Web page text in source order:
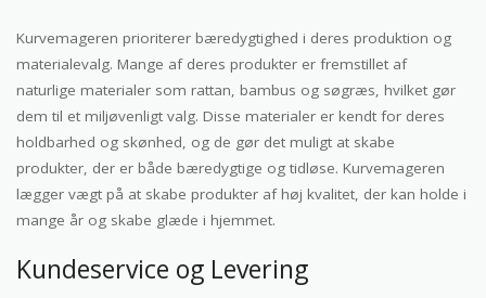
Kurvemageren prioriterer bæredygtighed i deres produktion og
materialevalg. Mange af deres produkter er fremstillet af
naturlige materialer som rattan, bambus og søgræs, hvilket gør
dem til et miljøvenligt valg. Disse materialer er kendt for deres
holdbarhed og skønhed, og de gør det muligt at skabe
produkter, der er både bæredygtige og tidløse. Kurvemageren
lægger vægt på at skabe produkter af høj kvalitet, der kan holde i
mange år og skabe glæde i hjemmet.
Kundeservice og Levering